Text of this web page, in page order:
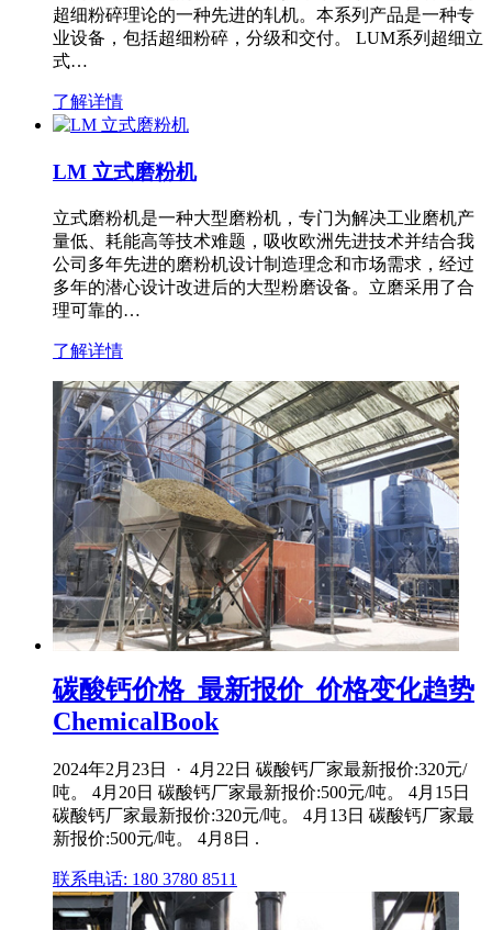
超细粉碎理论的一种先进的轧机。本系列产品是一种专
业设备，包括超细粉碎，分级和交付。 LUM系列超细立
式…
了解详情
LM 立式磨粉机
立式磨粉机是一种大型磨粉机，专门为解决工业磨机产
量低、耗能高等技术难题，吸收欧洲先进技术并结合我
公司多年先进的磨粉机设计制造理念和市场需求，经过
多年的潜心设计改进后的大型粉磨设备。立磨采用了合
理可靠的…
了解详情
碳酸钙价格_最新报价_价格变化趋势
ChemicalBook
2024年2月23日 · 4月22日 碳酸钙厂家最新报价:320元/
吨。 4月20日 碳酸钙厂家最新报价:500元/吨。 4月15日
碳酸钙厂家最新报价:320元/吨。 4月13日 碳酸钙厂家最
新报价:500元/吨。 4月8日 .
联系电话: 180 3780 8511